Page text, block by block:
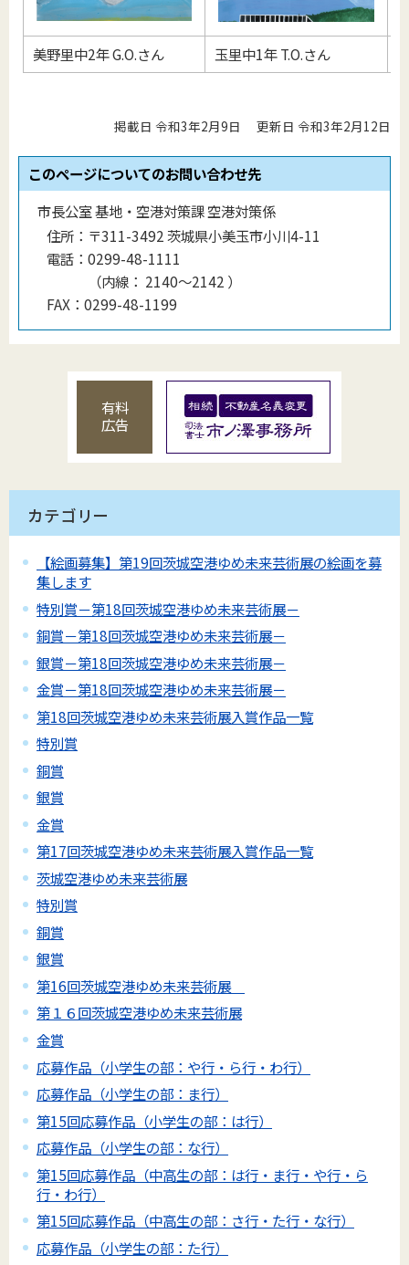
美野里中2年 G.O.さん 玉里中1年 T.O.さん
掲載日 令和3年2月9日 更新日 令和3年2月12日
このページについてのお問い合わせ先
市長公室 基地・空港対策課 空港対策係
住所： 〒311-3492 茨城県小美玉市小川4-11
電話： 0299-48-1111
（内線 ： 2140〜2142 ）
FAX： 0299-48-1199
有料
広告
カテゴリー
【絵画募集】第19回茨城空港ゆめ未来芸術展の絵画を募
集します
特別賞－第18回茨城空港ゆめ未来芸術展－
銅賞－第18回茨城空港ゆめ未来芸術展－
銀賞－第18回茨城空港ゆめ未来芸術展－
金賞－第18回茨城空港ゆめ未来芸術展－
第18回茨城空港ゆめ未来芸術展入賞作品一覧
特別賞
銅賞
銀賞
金賞
第17回茨城空港ゆめ未来芸術展入賞作品一覧
茨城空港ゆめ未来芸術展
特別賞
銅賞
銀賞
第16回茨城空港ゆめ未来芸術展
第１６回茨城空港ゆめ未来芸術展
金賞
応募作品（小学生の部：や行・ら行・わ行）
応募作品（小学生の部：ま行）
第15回応募作品（小学生の部：は行）
応募作品（小学生の部：な行）
第15回応募作品（中高生の部：は行・ま行・や行・ら
行・わ行）
第15回応募作品（中高生の部：さ行・た行・な行）
応募作品（小学生の部：た行）